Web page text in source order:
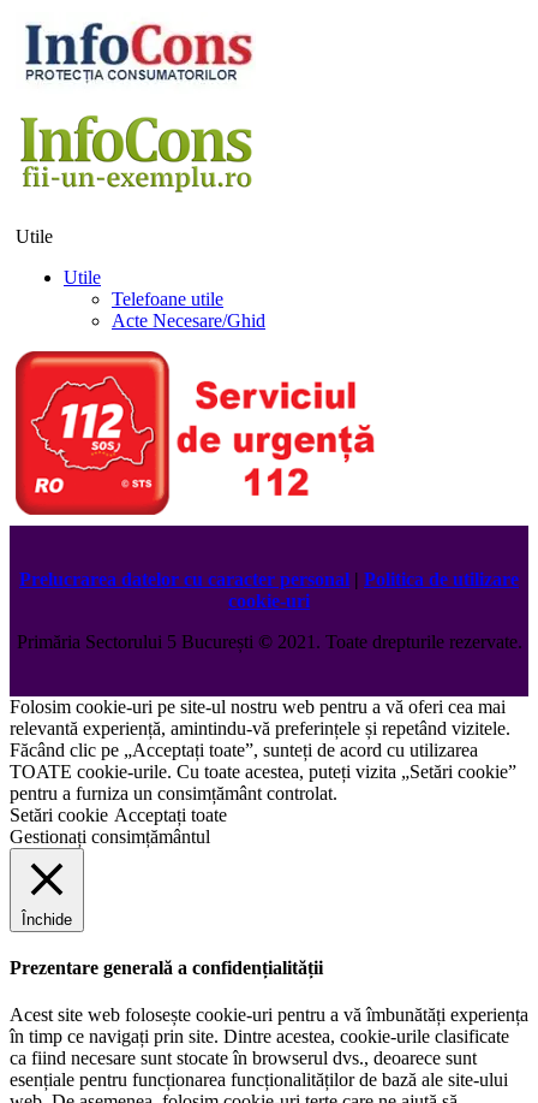
Utile
Utile
Telefoane utile
Acte Necesare/Ghid
Prelucrarea datelor cu caracter personal | Politica de utilizare
cookie-uri
Primăria Sectorului 5 București ©️2021. Toate drepturile rezervate.
Folosim cookie-uri pe site-ul nostru web pentru a vă oferi cea mai
relevantă experiență, amintindu-vă preferințele și repetând vizitele.
Făcând clic pe „Acceptați toate”, sunteți de acord cu utilizarea
TOATE cookie-urile. Cu toate acestea, puteți vizita „Setări cookie”
pentru a furniza un consimțământ controlat.
Setări cookie Acceptați toate
Gestionați consimțământul
Închide
Prezentare generală a confidențialității
Acest site web folosește cookie-uri pentru a vă îmbunătăți experiența
în timp ce navigați prin site. Dintre acestea, cookie-urile clasificate
ca fiind necesare sunt stocate în browserul dvs., deoarece sunt
esențiale pentru funcționarea funcționalităților de bază ale site-ului